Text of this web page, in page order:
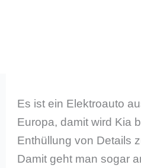
Es ist ein Elektroauto
Europa, damit wird Kia
Enthüllung von Details
Damit geht man sogar